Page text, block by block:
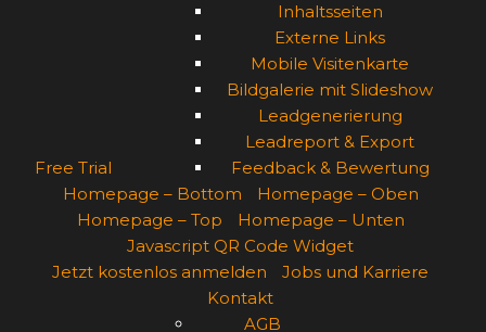
Free Trial
Inhaltsseiten
Externe Links
Mobile Visitenkarte
Bildgalerie mit Slideshow
Leadgenerierung
Leadreport & Export
Feedback & Bewertung
Homepage – Bottom
Homepage – Oben
Homepage – Top
Homepage – Unten
Javascript QR Code Widget
Jetzt kostenlos anmelden
Jobs und Karriere
Kontakt
AGB